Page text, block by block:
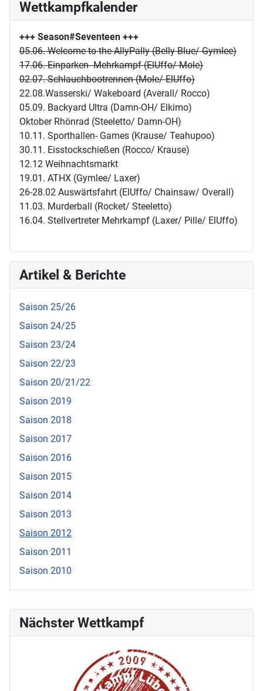
Nächster Wettkampf
Wettkampfkalender
+++ Season#Seventeen +++
05.06. Welcome to the AllyPally (Belly Blue/ Gymlee)
17.06. Einparken- Mehrkampf (ElUffo/ Mole)
02.07. Schlauchbootrennen (Mole/ ElUffo)
22.08.Wasserski/ Wakeboard (Averall/ Rocco)
05.09. Backyard Ultra (Damn-OH/ Elkimo)
Oktober Rhönrad (Steeletto/ Damn-OH)
10.11. Sporthallen- Games (Krause/ Teahupoo)
30.11. Eisstockschießen (Rocco/ Krause)
12.12 Weihnachtsmarkt
19.01. ATHX (Gymlee/ Laxer)
26-28.02 Auswärtsfahrt (ElUffo/ Chainsaw/ Overall)
11.03. Murderball (Rocket/ Steeletto)
16.04. Stellvertreter Mehrkampf (Laxer/ Pille/ ElUffo)
Artikel & Berichte
Saison 25/26
Saison 24/25
Saison 23/24
Saison 22/23
Saison 20/21/22
Saison 2019
Saison 2018
Saison 2017
Saison 2016
Saison 2015
Saison 2014
Saison 2013
Saison 2012
Saison 2011
Saison 2010